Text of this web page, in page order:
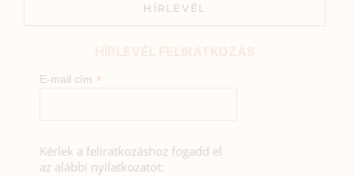
HÍRLEVÉL
E-mail cím *
Kérlek a feliratkozáshoz fogadd el
az alábbi nyilatkozatot: